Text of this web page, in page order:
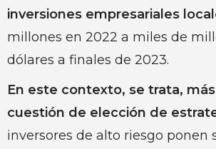
inversiones empresariales
millones en 2022 a miles de
dólares a finales de 2023.
En este contexto, se trata,
cuestión de elección de
inversores de alto riesgo ponen